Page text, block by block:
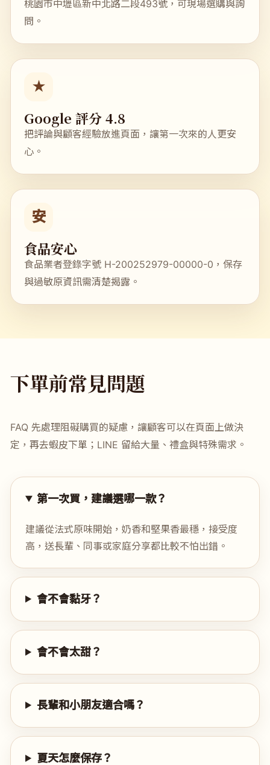
桃園市中壢區新中北路二段493號，可現場選購與詢
問。
★
Google 評分 4.8
把評論與顧客經驗放進頁面，讓第一次來的人更安
心。
安
食品安心
食品業者登錄字號 H-200252979-00000-0，保存
與過敏原資訊需清楚揭露。
下單前常見問題
FAQ 先處理阻礙購買的疑慮，讓顧客可以在頁面上做決
定，再去蝦皮下單；LINE 留給大量、禮盒與特殊需求。
第一次買，建議選哪一款？
建議從法式原味開始，奶香和堅果香最穩，接受度
高，送長輩、同事或家庭分享都比較不怕出錯。
會不會黏牙？
會不會太甜？
長輩和小朋友適合嗎？
夏天怎麼保存？